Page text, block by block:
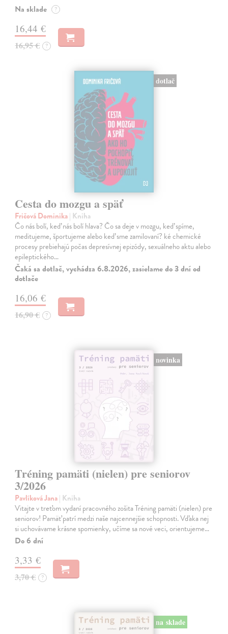
Na sklade ?
16,44 €
16,95 € ?
dotlač
Cesta do mozgu a späť
Fričová Dominika| Kniha
Čo nás bolí, keď nás bolí hlava? Čo sa deje v mozgu, keď spíme,
meditujeme, športujeme alebo keď sme zamilovaní? ké chemické
procesy prebiehajú počas depresívnej epizódy, sexuálneho aktu alebo
epileptického…
Čaká sa dotlač, vychádza 6.8.2026, zasielame do 3 dní od
dotlače
16,06 €
16,90 € ?
novinka
Tréning pamäti (nielen) pre seniorov
3/2026
Pavlíková Jana| Kniha
Vitajte v treťom vydaní pracovného zošita Tréning pamäti (nielen) pre
seniorov! Pamäť patrí medzi naše najcennejšie schopnosti. Vďaka nej
si uchovávame krásne spomienky, učíme sa nové veci, orientujeme…
Do 6 dní
3,33 €
3,70 € ?
na sklade